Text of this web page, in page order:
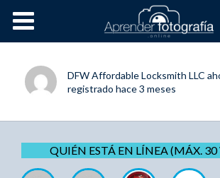
Cursos OnLine
DFW Affordable Locksmith LLC
registrado hace 3 meses
QUIÉN ESTÁ EN LÍNEA (MÁX. 30